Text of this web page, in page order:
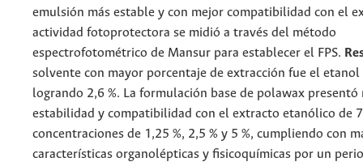
emulsión más estable y con mejor compatibilidad con el
actividad fotoprotectora se midió a través del método
espectrofotométrico de Mansur para establecer el FPS.
solvente con mayor porcentaje de extracción fue el etanol
logrando 2,6 %. La formulación base de polawax presentó
estabilidad y compatibilidad con el extracto etanólico de
concentraciones de 1,25 %, 2,5 % y 5 %, cumpliendo con
características organolépticas y fisicoquímicas por un